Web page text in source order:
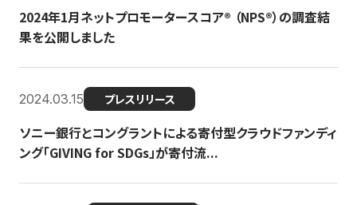
2024年1月ネットプロモータースコア®︎ （NPS®︎）の調査結
果を公開しました
2024.03.15 プレスリリース
ソニー銀行とコングラントによる寄付型クラウドファンディ
ング「GIVING for SDGs」が寄付流...